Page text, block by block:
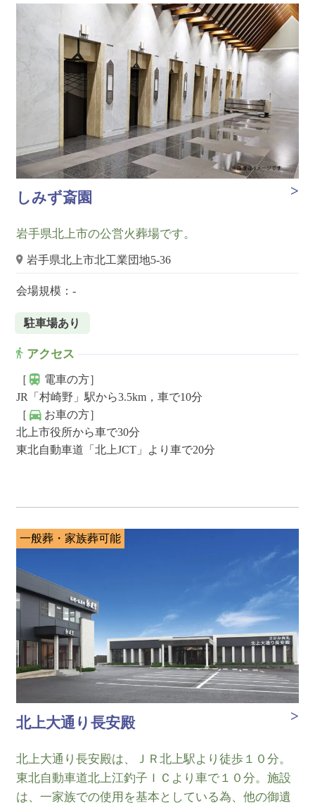
しみず斎園
岩手県北上市の公営火葬場です。
岩手県北上市北工業団地5-36
会場規模：-
駐車場あり
アクセス
［
電車の方］
JR「村崎野」駅から3.5km，車で10分
［
お車の方］
北上市役所から車で30分
東北自動車道「北上JCT」より車で20分
一般葬・家族葬可能
北上大通り長安殿
北上大通り長安殿は、ＪＲ北上駅より徒歩１０分。
東北自動車道北上江釣子ＩＣより車で１０分。施設
は、一家族での使用を基本としている為、他の御遺